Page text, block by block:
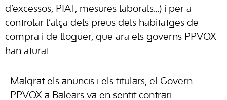
d’excessos, PIAT, mesures laborals…) i per a
controlar l’alça dels preus dels habitatges de
compra i de lloguer, que ara els governs PPVOX
han aturat.
Malgrat els anuncis i els titulars, el Govern
PPVOX a Balears va en sentit contrari.